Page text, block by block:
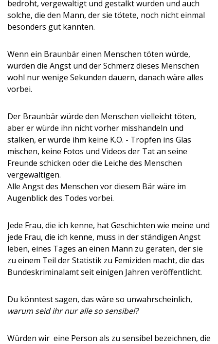
bedroht, vergewaltigt und gestalkt wurden und auch
solche, die den Mann, der sie tötete, noch nicht einmal
besonders gut kannten.
Wenn ein Braunbär einen Menschen töten würde,
würden die Angst und der Schmerz dieses Menschen
wohl nur wenige Sekunden dauern, danach wäre alles
vorbei.
Der Braunbär würde den Menschen vielleicht töten,
aber er würde ihn nicht vorher misshandeln und
stalken, er würde ihm keine K.O. - Tropfen ins Glas
mischen, keine Fotos und Videos der Tat an seine
Freunde schicken oder die Leiche des Menschen
vergewaltigen.
Alle Angst des Menschen vor diesem Bär wäre im
Augenblick des Todes vorbei.
Jede Frau, die ich kenne, hat Geschichten wie meine und
jede Frau, die ich kenne, muss in der ständigen Angst
leben, eines Tages an einen Mann zu geraten, der sie
zu einem Teil der Statistik zu Femiziden macht, die das
Bundeskriminalamt seit einigen Jahren veröffentlicht.
Du könntest sagen, das wäre so unwahrscheinlich,
warum seid ihr nur alle so sensibel?
Würden wir eine Person als zu sensibel bezeichnen, die